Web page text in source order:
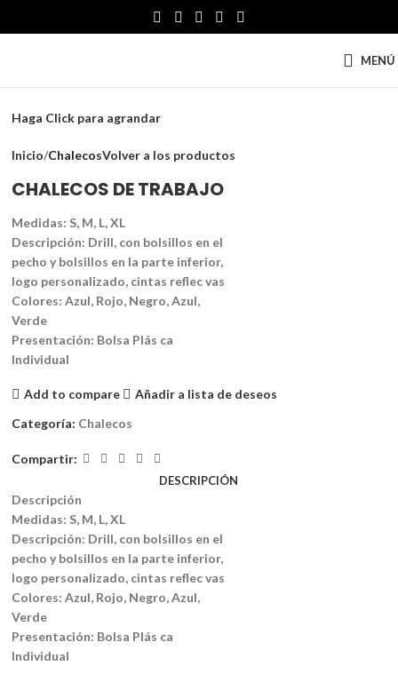
MENÚ
Haga Click para agrandar
Inicio ChalecosVolver a los productos
CHALECOS DE TRABAJO
Medidas: S, M, L, XL
Descripción: Drill, con bolsillos en el
pecho y bolsillos en la parte inferior,
logo personalizado, cintas reflec vas
Colores: Azul, Rojo, Negro, Azul,
Verde
Presentación: Bolsa Plás ca
Individual
Add to compare
Añadir a lista de deseos
Categoría: Chalecos
Compartir:
DESCRIPCIÓN
Descripción
Medidas: S, M, L, XL
Descripción: Drill, con bolsillos en el
pecho y bolsillos en la parte inferior,
logo personalizado, cintas reflec vas
Colores: Azul, Rojo, Negro, Azul,
Verde
Presentación: Bolsa Plás ca
Individual